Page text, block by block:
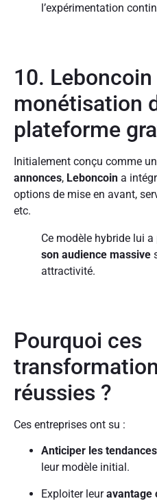
l’expérimentation
10. Leboncoin
monétisation
plateforme
Initialement conçu comme un
annonces, Leboncoin a
options de mise en avant,
etc.
Ce modèle hybride lui
son audience massive
attractivité.
Pourquoi ces
réussies ?
Ces entreprises ont su :
Anticiper les tendances
leur modèle initial.
Exploiter leuravantage